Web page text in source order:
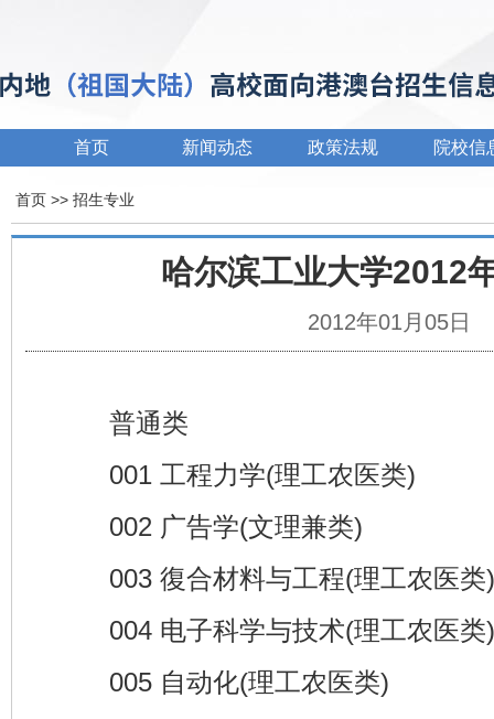
首页 新闻动态 政策法规 院校信
首页 >> 招生专业
哈尔滨工业大学2012
2012年01月05日
普通类
001 工程力学(理工农医类)
002 广告学(文理兼类)
003 復合材料与工程(理工农医类)
004 电子科学与技术(理工农医类)
005 自动化(理工农医类)